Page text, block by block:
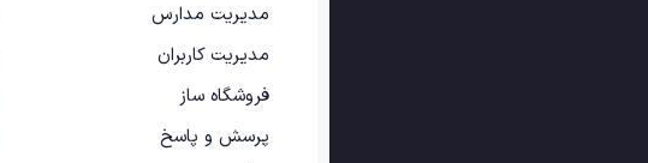
مدیریت مدارس
مدیریت کاربران
فروشگاه ساز
پرسش و پاسخ